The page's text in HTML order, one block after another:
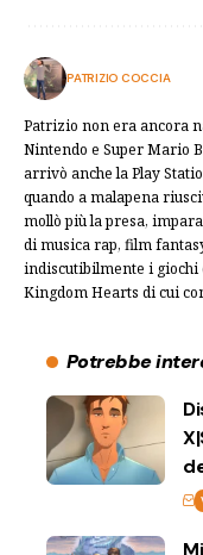
PATRIZIO COCCIA
Patrizio non era ancora
Nintendo e Super Mario
arrivò anche la Play
quando a malapena
mollò più la presa,
di musica rap, film
indiscutibilmente i
Kingdom Hearts di cui
Potrebbe